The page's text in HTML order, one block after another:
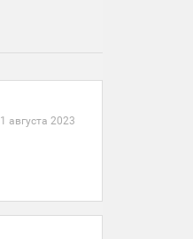
1 августа 2023